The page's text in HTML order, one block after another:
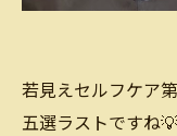
若見えセルフケア
五選ラストですね💡